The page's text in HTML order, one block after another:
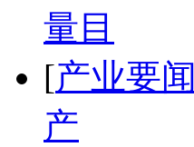
量目
[产业要闻
产